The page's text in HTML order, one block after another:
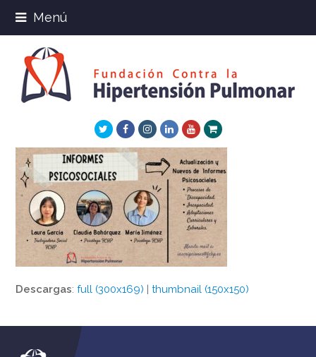
Menú
TwitterFacebookInstagram
LinkedInYoutube
Xing
Descargas:full (300x169) |thumbnail (150x150)